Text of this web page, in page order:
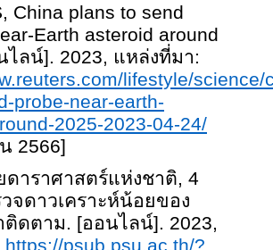
China plans to send
Earth asteroid around
ไลน์]. 2023, แหล่งที่มา:
lifestyle/science/
probe-near-earth-
2025-2023-04-24/
2566]
าราศาสตร์แห่งชาติ, 4
จดาวเคราะห์น้อยของ
ติดตาม. [ออนไลน์]. 2023,
https://psub.psu.ac.th/?